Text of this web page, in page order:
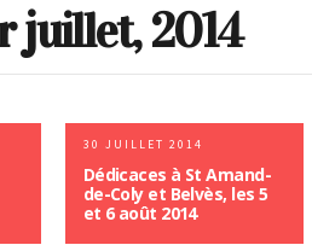
juillet, 2014
30 JUILLET 2014
Dédicaces à St Amand-
de-Coly et Belvès, les 5
et 6 août 2014